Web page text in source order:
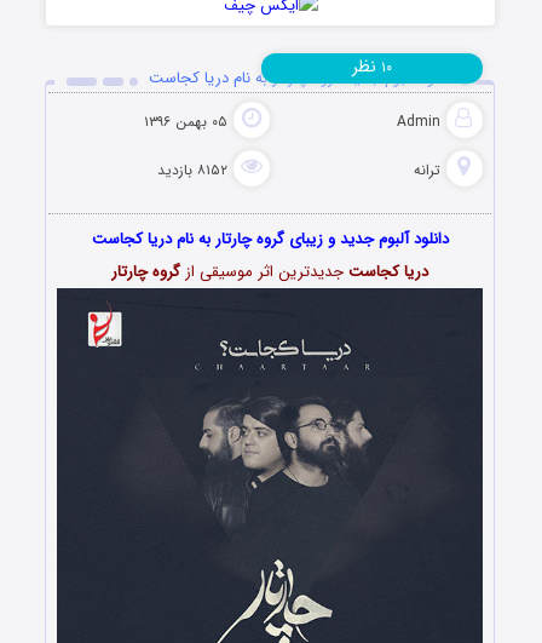
دانلود آلبوم جدید گروه چارتار به نام دریا کجاست
Admin ۰۵ بهمن ۱۳۹۶
ترانه ۸۱۵۲ بازدید
۱۰ نظر
دانلود آلبوم جدید و زیبای گروه چارتار به نام دریا کجاست
دریا کجاستجدیدترین اثر موسیقی ازگروه چارتار